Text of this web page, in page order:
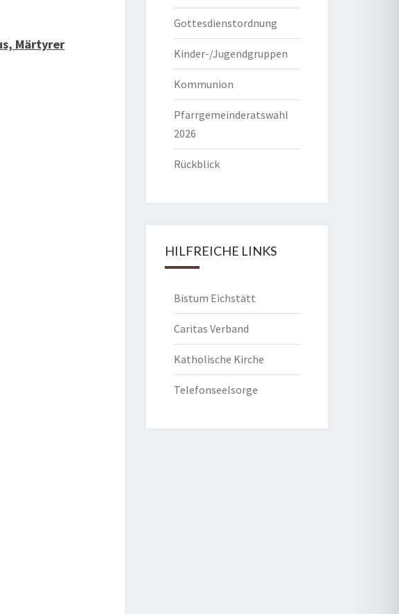
Märtyrer
Gottesdienstordnung
Kinder-/Jugendgruppen
Kommunion
Pfarrgemeinderatswahl
2026
Rückblick
HILFREICHE LINKS
Bistum Eichstätt
Caritas Verband
Katholische Kirche
Telefonseelsorge